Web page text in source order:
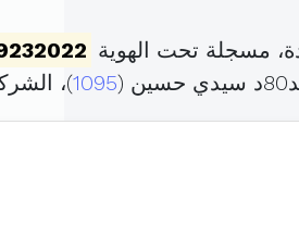
مسجلة تحت الهوية
(
1095)،